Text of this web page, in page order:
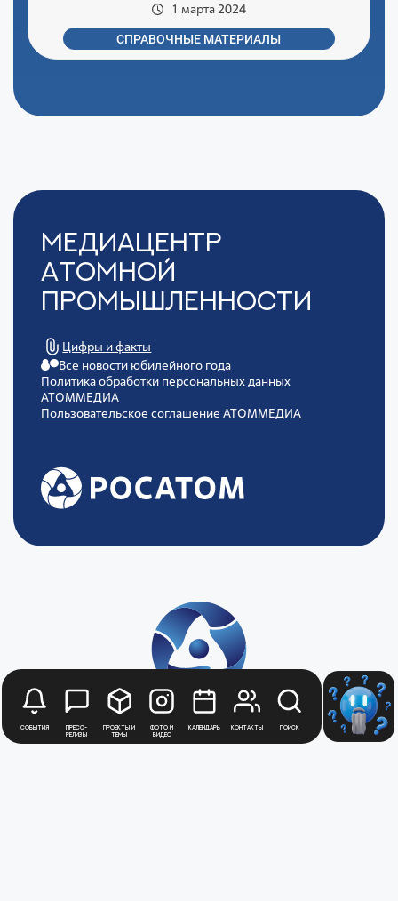
События
Пресс-
релизы
Проекты и
темы
Фото и
видео
Календарь Контакты Поиск
1 марта 2024
СПРАВОЧНЫЕ МАТЕРИАЛЫ
Медиацентр
Атомной
Промышленности
Цифры и факты
Все новости юбилейного года
Политика обработки персональных данных
АТОММЕДИА
Пользовательское соглашение АТОММЕДИА